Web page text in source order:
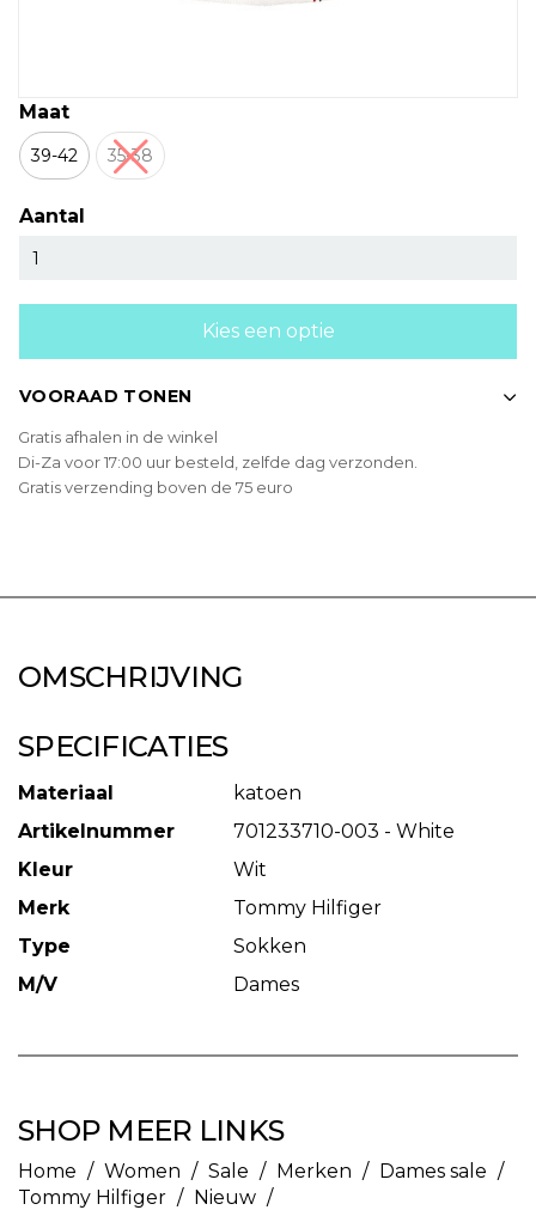
Maat
39-42 35-38
Aantal
Kies een optie
VOORAAD TONEN
Gratis afhalen in de winkel
Di-Za voor 17:00 uur besteld, zelfde dag verzonden.
Gratis verzending boven de 75 euro
OMSCHRIJVING
SPECIFICATIES
Materiaal
katoen
Artikelnummer
701233710-003 - White
Kleur
Wit
Merk
Tommy Hilfiger
Type
Sokken
M/V
Dames
SHOP MEER LINKS
Home / Women / Sale / Merken / Dames sale /
Tommy Hilfiger / Nieuw /